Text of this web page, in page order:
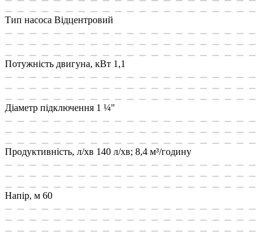
Тип насоса Відцентровий
Потужність двигуна, кВт 1,1
Діаметр підключення 1 ¼"
Продуктивність, л/хв 140 л/хв; 8,4 м³/годину
Напір, м 60